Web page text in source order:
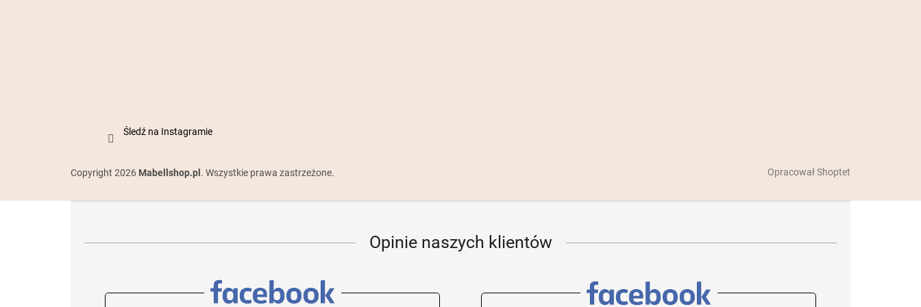
Śledź na Instagramie
Opracował Shoptet
Copyright 2026 Mabellshop.pl. Wszystkie prawa zastrzeżone.
Opinie naszych klientów